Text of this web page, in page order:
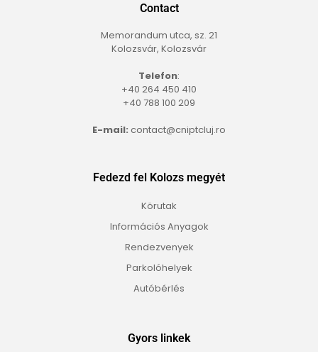
Contact
Memorandum utca, sz. 21
Kolozsvár, Kolozsvár
Telefon:
+40 264 450 410
+40 788 100 209
E-mail: contact@cniptcluj.ro
Fedezd fel Kolozs megyét
Körutak
Információs Anyagok
Rendezvenyek
Parkolóhelyek
Autóbérlés
Gyors linkek